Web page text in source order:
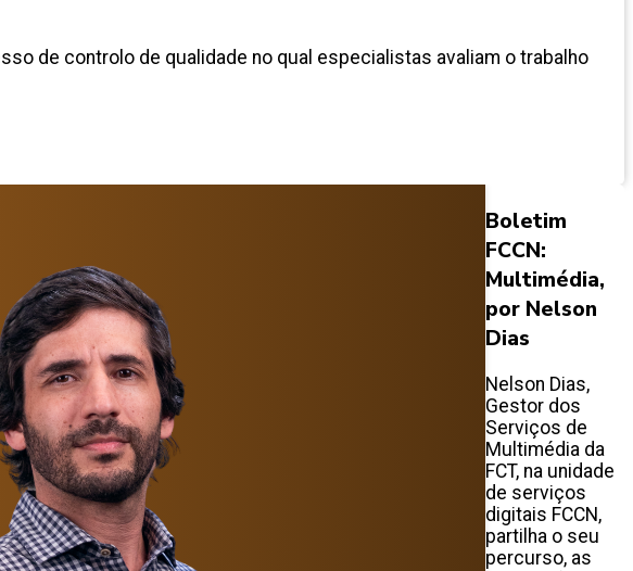
de controlo de qualidade no qual especialistas avaliam o trabalho
Boletim
FCCN:
Multimédia,
por Nelson
Dias
Nelson Dias,
Gestor dos
Serviços de
Multimédia da
FCT, na unidade
de serviços
digitais FCCN,
partilha o seu
percurso, as